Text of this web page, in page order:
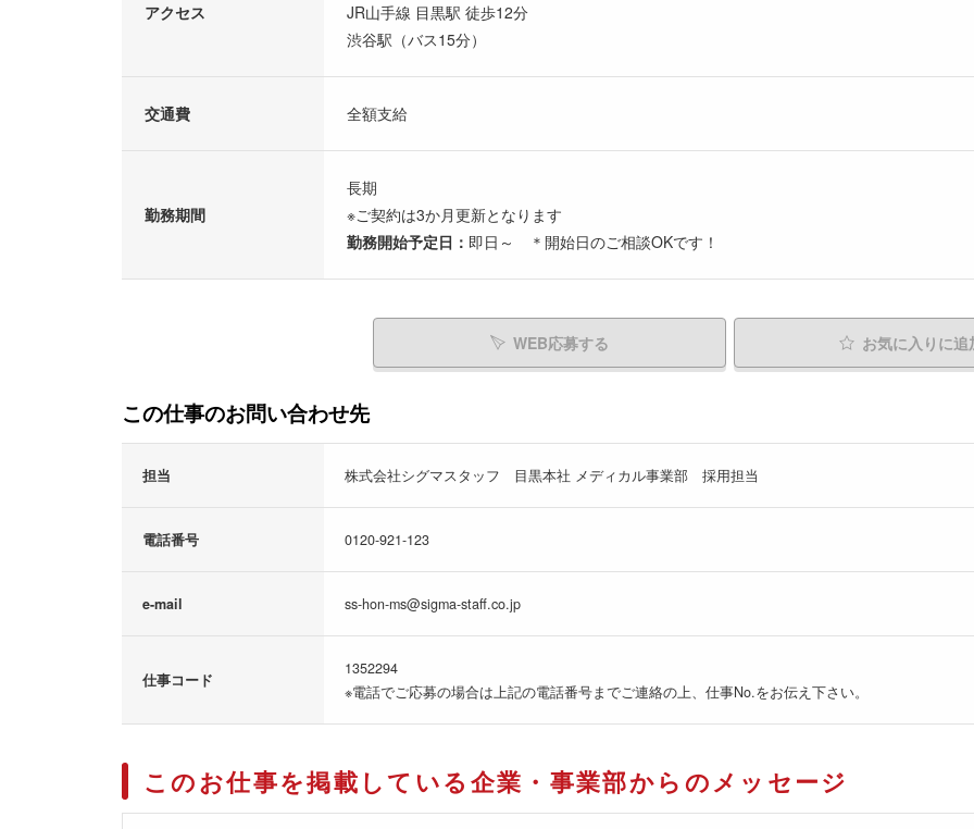
アクセス
JR山手線 目黒駅 徒歩12分
渋谷駅（バス15分）
交通費 全額支給
勤務期間
長期
※ご契約は3か月更新となります
勤務開始予定日： 即日～ ＊開始日のご相談OKです！
WEB応募する お気に入り に追
この仕事のお問い合わせ先
担当 株式会社シグマスタッフ 目黒本社 メディカル事業部 採用担当
電話番号 0120-921-123
e-mail ss-hon-ms@sigma-staff.co.jp
仕事コード
1352294
※電話でご応募の場合は上記の電話番号までご連絡の上、仕事No.をお伝え下さい。
このお仕事を掲載している企業・事業部からのメッセージ